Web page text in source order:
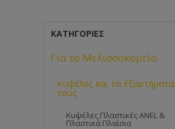
ΚΑΤΗΓΟΡΊΕΣ
Για το Μελισσοκομείο
Κυψέλες και τα Εξαρτήματα
τους
Κυψέλες Πλαστικές ANEL &
Πλαστικά Πλαίσια